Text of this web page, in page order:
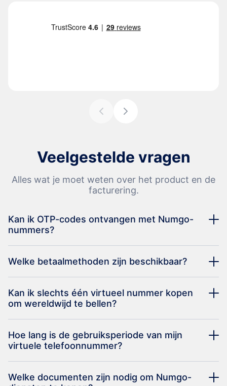
Veelgestelde vragen
Alles wat je moet weten over het product en de
facturering.
Kan ik OTP-codes ontvangen met Numgo-
nummers?
Welke betaalmethoden zijn beschikbaar?
Kan ik slechts één virtueel nummer kopen
om wereldwijd te bellen?
Hoe lang is de gebruiksperiode van mijn
virtuele telefoonnummer?
Welke documenten zijn nodig om Numgo-